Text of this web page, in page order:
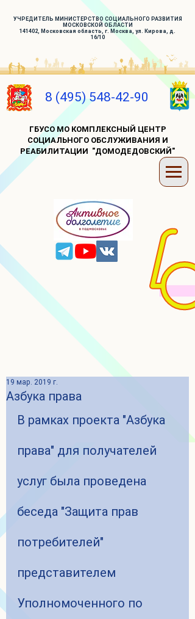
УЧРЕДИТЕЛЬ МИНИСТЕРСТВО СОЦИАЛЬНОГО РАЗВИТИЯ
МОСКОВСКОЙ ОБЛАСТИ
141402, Московская область, г. Москва, ул. Кирова, д.
16/10
8 (495) 548-42-90
ГБУСО МО КОМПЛЕКСНЫЙ ЦЕНТР
СОЦИАЛЬНОГО ОБСЛУЖИВАНИЯ И
РЕАБИЛИТАЦИИ "ДОМОДЕДОВСКИЙ"
Азбука права
19 мар. 2019 г.
В рамках проекта "Азбука
права" для получателей
услуг была проведена
беседа "Защита прав
потребителей"
представителем
Уполномоченного по